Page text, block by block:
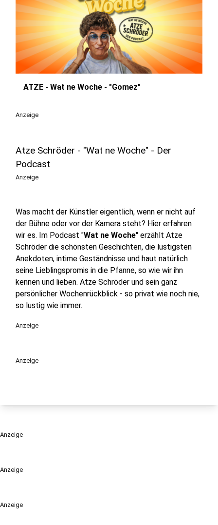
Anzeige
Anzeige
ATZE - Wat ne Woche - "Gomez"
Anzeige
Atze Schröder - "Wat ne Woche" - Der
Podcast
Anzeige
Was macht der Künstler eigentlich, wenn er nicht auf
der Bühne oder vor der Kamera steht? Hier erfahren
wir es. Im Podcast "Wat ne Woche" erzählt Atze
Schröder die schönsten Geschichten, die lustigsten
Anekdoten, intime Geständnisse und haut natürlich
seine Lieblingspromis in die Pfanne, so wie wir ihn
kennen und lieben. Atze Schröder und sein ganz
persönlicher Wochenrückblick - so privat wie noch nie,
so lustig wie immer.
Anzeige
Anzeige
Anzeige